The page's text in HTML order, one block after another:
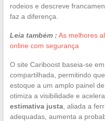
rodeios e descreve
faz a diferença.
Leia também : As melhores
online com segurança
O site Cariboost baseia-se
compartilhada, permitindo
estoque a um amplo painel
otimiza a visibilidade e
estimativa justa, aliada a
adequadas, aumenta a